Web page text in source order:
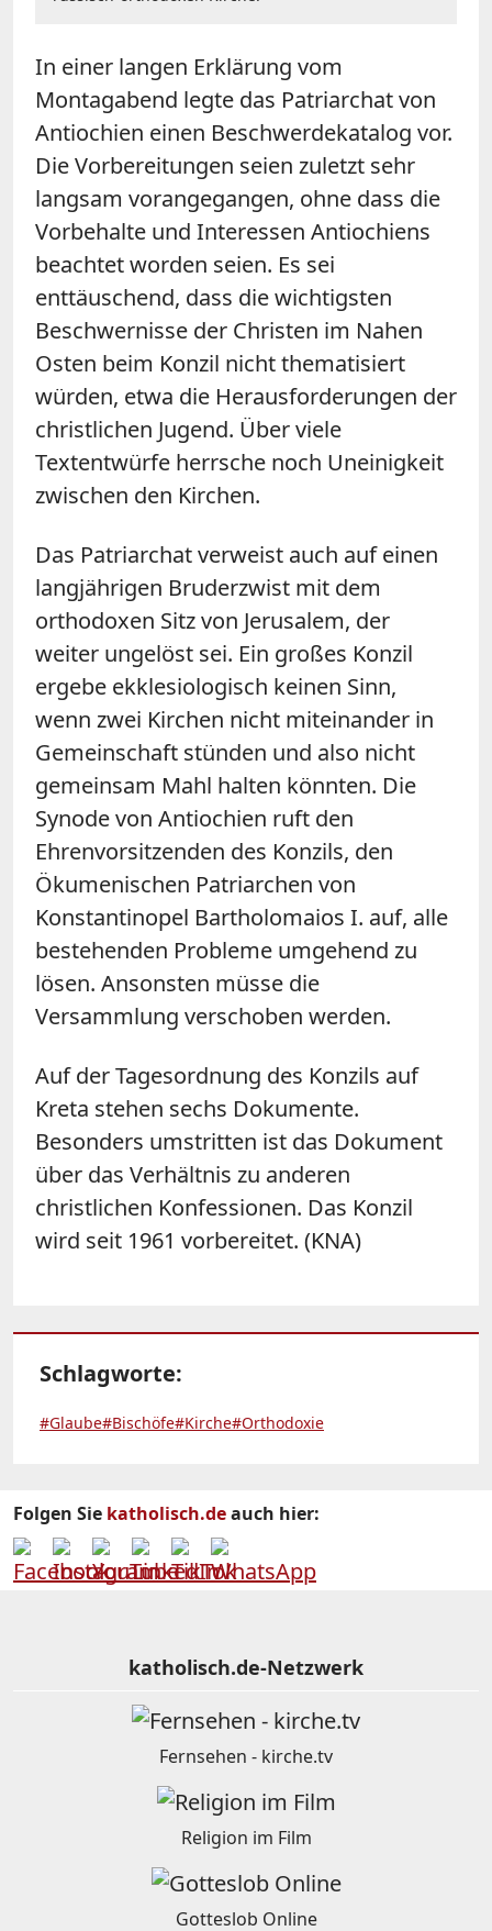
In einer langen Erklärung vom
Montagabend legte das Patriarchat von
Antiochien einen Beschwerdekatalog vor.
Die Vorbereitungen seien zuletzt sehr
langsam vorangegangen, ohne dass die
Vorbehalte und Interessen Antiochiens
beachtet worden seien. Es sei
enttäuschend, dass die wichtigsten
Beschwernisse der Christen im Nahen
Osten beim Konzil nicht thematisiert
würden, etwa die Herausforderungen der
christlichen Jugend. Über viele
Textentwürfe herrsche noch Uneinigkeit
zwischen den Kirchen.
Das Patriarchat verweist auch auf einen
langjährigen Bruderzwist mit dem
orthodoxen Sitz von Jerusalem, der
weiter ungelöst sei. Ein großes Konzil
ergebe ekklesiologisch keinen Sinn,
wenn zwei Kirchen nicht miteinander in
Gemeinschaft stünden und also nicht
gemeinsam Mahl halten könnten. Die
Synode von Antiochien ruft den
Ehrenvorsitzenden des Konzils, den
Ökumenischen Patriarchen von
Konstantinopel Bartholomaios I. auf, alle
bestehenden Probleme umgehend zu
lösen. Ansonsten müsse die
Versammlung verschoben werden.
Auf der Tagesordnung des Konzils auf
Kreta stehen sechs Dokumente.
Besonders umstritten ist das Dokument
über das Verhältnis zu anderen
christlichen Konfessionen. Das Konzil
wird seit 1961 vorbereitet. (KNA)
Schlagworte:
#Glaube#Bischöfe#Kirche#Orthodoxie
Folgen Sie katholisch.deauch hier:
katholisch.de-Netzwerk
Fernsehen - kirche.tv
Religion im Film
Gotteslob Online